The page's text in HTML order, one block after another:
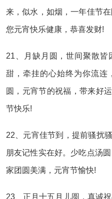
来，似水，如烟，一年佳节
您元宵快乐健康，恭喜发财!
21、月缺月圆，世间聚散
甜，牵挂的心始终为你流连
圆，元宵节的祝福，带来好
节快乐!
22、元宵佳节到，提前骚扰
朋友记性实在好。少吃点汤
家团圆美满，元宵节愉快!
23、正月十五月儿圆，真诚